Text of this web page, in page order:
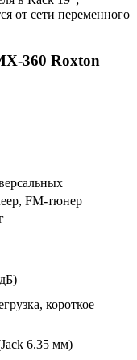
от сети переменного
360 Roxton
FM-тюнер
короткое
6.35 мм)